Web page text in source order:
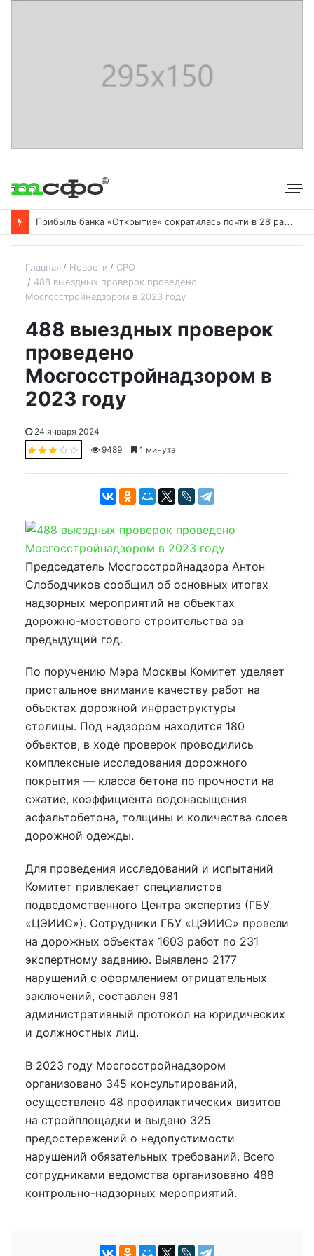
П
рибыль банка «Открытие» сократилась почти в 28 раз с началом кризиса
Главная Новости
СРО
488 выездных проверок проведено
Мосгосстройнадзором в 2023 году
488 выездных проверок
проведено
Мосгосстройнадзором в
2023 году
24 января 2024
9489
1 минута
Председатель Мосгосстройнадзора Антон
Слободчиков сообщил об основных итогах
надзорных мероприятий на объектах
дорожно-мостового строительства за
предыдущий год.
По поручению Мэра Москвы Комитет уделяет
пристальное внимание качеству работ на
объектах дорожной инфраструктуры
столицы. Под надзором находится 180
объектов, в ходе проверок проводились
комплексные исследования дорожного
покрытия — класса бетона по прочности на
сжатие, коэффициента водонасыщения
асфальтобетона, толщины и количества слоев
дорожной одежды.
Для проведения исследований и испытаний
Комитет привлекает специалистов
подведомственного Центра экспертиз (ГБУ
«ЦЭИИС»). Сотрудники ГБУ «ЦЭИИС» провели
на дорожных объектах 1603 работ по 231
экспертному заданию. Выявлено 2177
нарушений с оформлением отрицательных
заключений, составлен 981
административный протокол на юридических
и должностных лиц.
В 2023 году Мосгосстройнадзором
организовано 345 консультирований,
осуществлено 48 профилактических визитов
на стройплощадки и выдано 325
предостережений о недопустимости
нарушений обязательных требований. Всего
сотрудниками ведомства организовано 488
контрольно-надзорных мероприятий.